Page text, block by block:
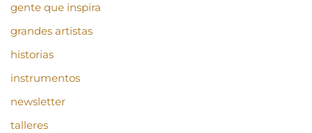
gente que inspira
grandes artistas
historias
instrumentos
newsletter
talleres